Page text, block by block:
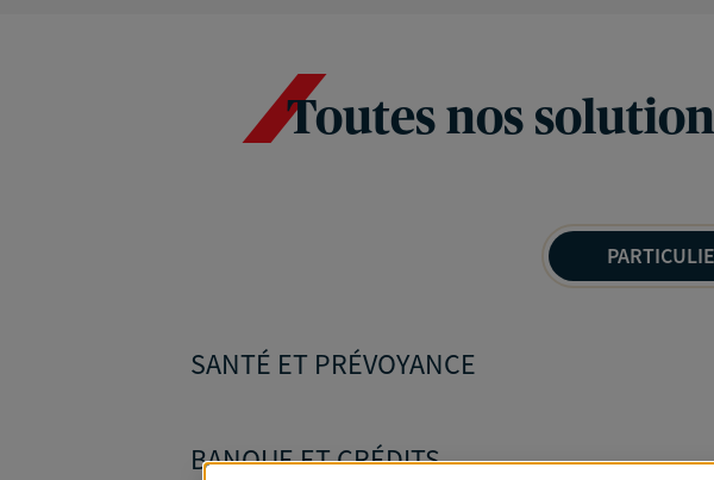
Toutes nos
SANTÉ ET PRÉVOYANCE
BANQUE ET CRÉDITS